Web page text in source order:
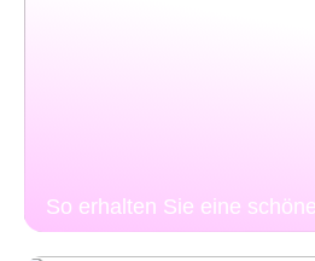
So erhalten Sie eine